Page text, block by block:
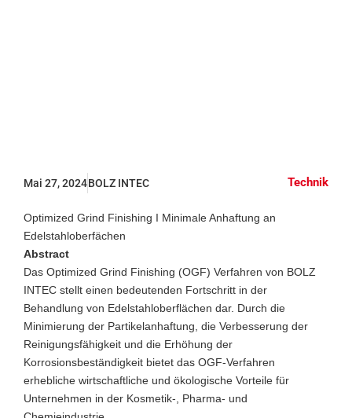
Mai 27, 2024BOLZ INTEC Technik
Optimized Grind Finishing I Minimale Anhaftung an
Edelstahloberfächen
Abstract
Das Optimized Grind Finishing (OGF) Verfahren von BOLZ
INTEC stellt einen bedeutenden Fortschritt in der
Behandlung von Edelstahloberflächen dar. Durch die
Minimierung der Partikelanhaftung, die Verbesserung der
Reinigungsfähigkeit und die Erhöhung der
Korrosionsbeständigkeit bietet das OGF-Verfahren
erhebliche wirtschaftliche und ökologische Vorteile für
Unternehmen in der Kosmetik-, Pharma- und